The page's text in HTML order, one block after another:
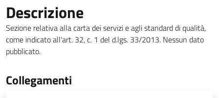
Descrizione
Sezione relativa alla carta dei servizi e agli standard di qualità,
come indicato all'art. 32, c. 1 del d.lgs. 33/2013. Nessun dato
pubblicato.
Collegamenti